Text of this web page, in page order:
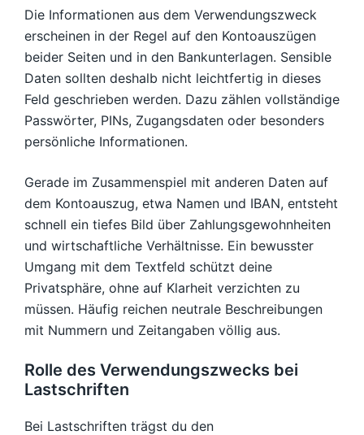
Die Informationen aus dem Verwendungszweck
erscheinen in der Regel auf den Kontoauszügen
beider Seiten und in den Bankunterlagen. Sensible
Daten sollten deshalb nicht leichtfertig in dieses
Feld geschrieben werden. Dazu zählen vollständige
Passwörter, PINs, Zugangsdaten oder besonders
persönliche Informationen.
Gerade im Zusammenspiel mit anderen Daten auf
dem Kontoauszug, etwa Namen und IBAN, entsteht
schnell ein tiefes Bild über Zahlungsgewohnheiten
und wirtschaftliche Verhältnisse. Ein bewusster
Umgang mit dem Textfeld schützt deine
Privatsphäre, ohne auf Klarheit verzichten zu
müssen. Häufig reichen neutrale Beschreibungen
mit Nummern und Zeitangaben völlig aus.
Rolle des Verwendungszwecks bei
Lastschriften
Bei Lastschriften trägst du den